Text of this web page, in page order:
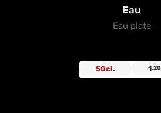
Eau
Eau plate
50cl. 1,20